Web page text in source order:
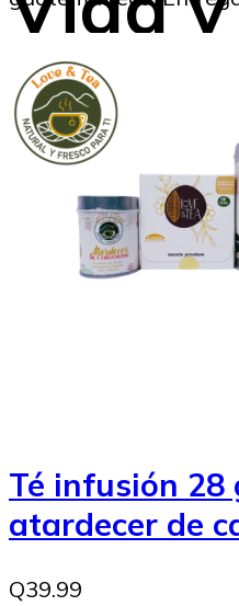
SoyMigrante.com
28/11/2025
Té infusión 28
atardecer de
Q39.99